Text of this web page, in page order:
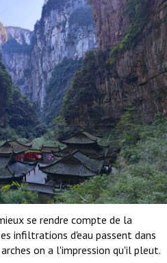
se rendre compte de la
infiltrations d'eau passent dans
on a l'impression qu'il pleut.